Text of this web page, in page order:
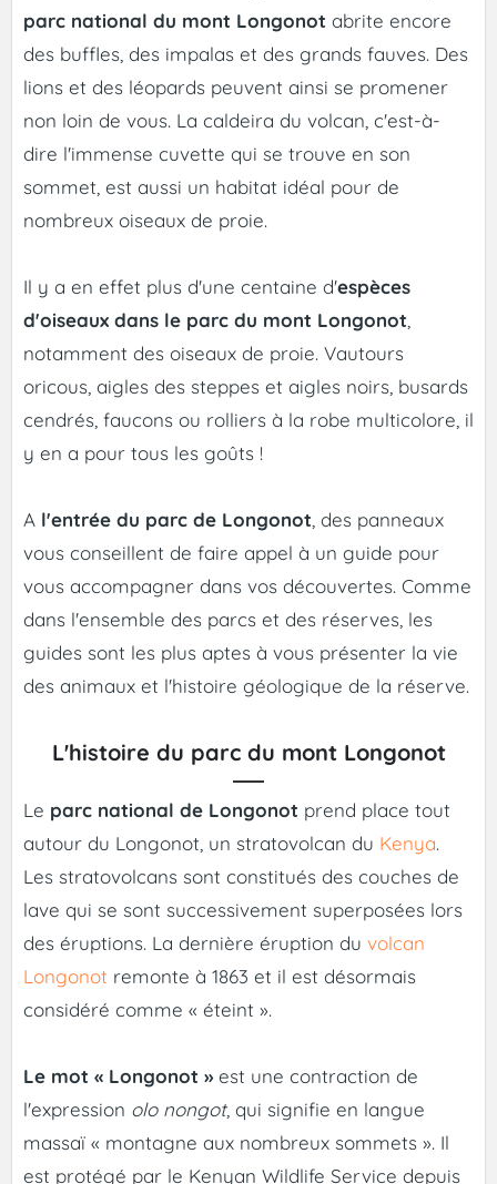
parc national du mont Longonot abrite encore
des buffles, des impalas et des grands fauves. Des
lions et des léopards peuvent ainsi se promener
non loin de vous. La caldeira du volcan, c'est-à-
dire l'immense cuvette qui se trouve en son
sommet, est aussi un habitat idéal pour de
nombreux oiseaux de proie.
Il y a en effet plus d'une centaine d'espèces
d'oiseaux dans le parc du mont Longonot
notamment des oiseaux de proie. Vautours
oricous, aigles des steppes et aigles noirs, busards
cendrés, faucons ou rolliers à la robe multicolore, il
y en a pour tous les goûts !
A l'entrée du parc de Longonot , des panneaux
vous conseillent de faire appel à un guide pour
vous accompagner dans vos découvertes. Comme
dans l'ensemble des parcs et des réserves, les
guides sont les plus aptes à vous présenter la vie
des animaux et l'histoire géologique de la réserve.
L'histoire du parc du mont Longonot
Le parc national de Longonot prend place tout
autour du Longonot, un stratovolcan du Kenya.
Les stratovolcans sont constitués des couches de
lave qui se sont successivement superposées lors
des éruptions. La dernière éruption du volcan
Longonot remonte à 1863 et il est désormais
considéré comme « éteint ».
Le mot « Longonot » est une contraction de
l'expression olo nongot, qui signifie en langue
massaï « montagne aux nombreux sommets ». Il
est protégé par le Kenyan Wildlife Service depuis